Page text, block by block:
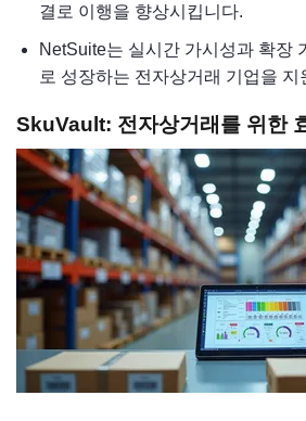
결로 이행을 향상시킵니다.
NetSuite는 실시간 가시성과 확장
로 성장하는 전자상거래 기업을 지
SkuVault: 전자상거래를 위한